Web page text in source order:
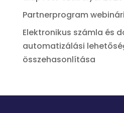
Partnerprogram
Elektronikus számla és
automatizálási
összehasonlítása